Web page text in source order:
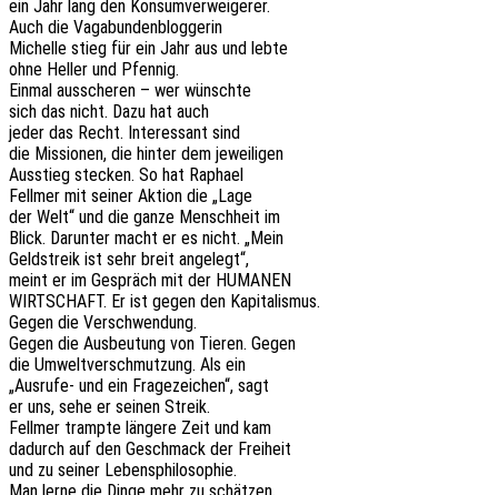
ein Jahr lang den Konsumverweigerer.
Auch die Vagabundenbloggerin
Michel­le stieg für ein Jahr aus und lebte
ohne Heller und Pfennig.
Einmal aussche­ren – wer wünschte
sich das nicht. Dazu hat auch
jeder das Recht. Inter­es­sant sind
die Missio­nen, die hinter dem jeweiligen
Ausstieg stecken. So hat Raphael
Fell­mer mit seiner Aktion die „Lage
der Welt“ und die ganze Mensch­heit im
Blick. Darun­ter macht er es nicht. „Mein
Geld­streik ist sehr breit angelegt“,
meint er im Gespräch mit der HUMANEN
WIRTSCHAFT. Er ist gegen den Kapitalismus.
Gegen die Verschwendung.
Gegen die Ausbeu­tung von Tieren. Gegen
die Umwelt­ver­schmut­zung. Als ein
„Ausru­fe- und ein Frage­zei­chen“, sagt
er uns, sehe er seinen Streik.
Fell­mer tramp­te länge­re Zeit und kam
dadurch auf den Geschmack der Freiheit
und zu seiner Lebensphilosophie.